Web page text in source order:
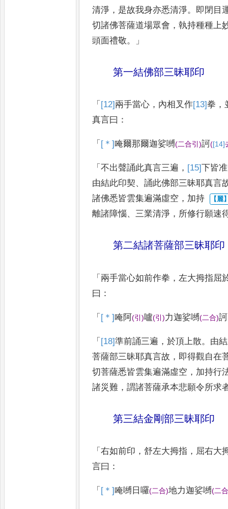
清淨 ， 是故我身亦悉清淨。
即閉目
切諸佛菩薩道場眾會 ，執持種種上
頭面禮敬。」
第一結佛部三昧耶印
「 [12] 兩手當心 ， 內相叉作[13]拳 ，
真言曰 ：
「 [＊] 唵爾那爾迦娑嚩(二合引)訶([14]
「不出聲誦此真言三遍 ， [15]下皆
由結此印契、誦此佛部三昧耶真言
諸佛悉皆雲集遍滿虛空 ， 加持
離諸障惱、三業清淨 ， 所修行願速
第二結諸菩薩部三昧耶印
「 兩手當心如前作拳 ， 左大拇指屈
曰 ：
「 [＊]唵阿(引)嚧(引)力迦娑嚩(二合)訶
「 [18]準前誦三遍 ，於頂上散。 由
菩薩部三昧耶真言故 ， 即得觀自在
切菩薩悉皆雲集遍滿虛空 ， 加持行
諸災難 ，謂諸菩薩承本悲願令所求
第三結金剛部三昧耶印
「右如前印 ，舒左大拇指 ， 屈右大
言曰 ：
「 [＊]唵嚩日囉(二合)地力迦娑嚩(二